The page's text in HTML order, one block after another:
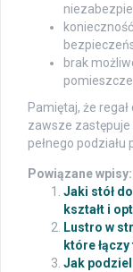
brak
Pamiętaj, że
zawsze zastępuje
pełnego podziału
Powiązane wpisy:
Jaki stół
kształt i
Lustro w
które
Jak